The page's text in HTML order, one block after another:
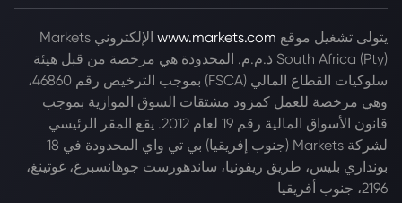
يتولى تشغيل موقع www.markets.com
الإلكتروني Markets
South Africa (Pty) ذ.م.م. المحدودة هي مرخصة من قبل هيئة
سلوكيات القطاع المالي (FSCA) بموجب الترخيص رقم 46860،
وهي مرخصة للعمل كمزود مشتقات السوق الموازية بموجب
قانون الأسواق المالية رقم 19 لعام 2012. يقع المقر الرئيسي
لشركة Markets (جنوب إفريقيا) بي تي واي المحدودة في 18
بونداري بليس، طريق ريفونيا، ساندهورست جوهانسبرغ، غوتينغ،
2196، جنوب أفريقيا